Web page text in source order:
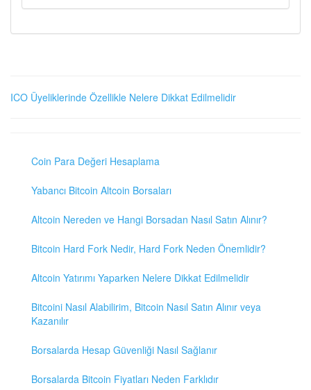
ICO Üyeliklerinde Özellikle Nelere Dikkat Edilmelidir
Coin Para Değeri Hesaplama
Yabancı Bitcoin Altcoin Borsaları
Altcoin Nereden ve Hangi Borsadan Nasıl Satın Alınır?
Bitcoin Hard Fork Nedir, Hard Fork Neden Önemlidir?
Altcoin Yatırımı Yaparken Nelere Dikkat Edilmelidir
Bitcoini Nasıl Alabilirim, Bitcoin Nasıl Satın Alınır veya
Kazanılır
Borsalarda Hesap Güvenliği Nasıl Sağlanır
Borsalarda Bitcoin Fiyatları Neden Farklıdır